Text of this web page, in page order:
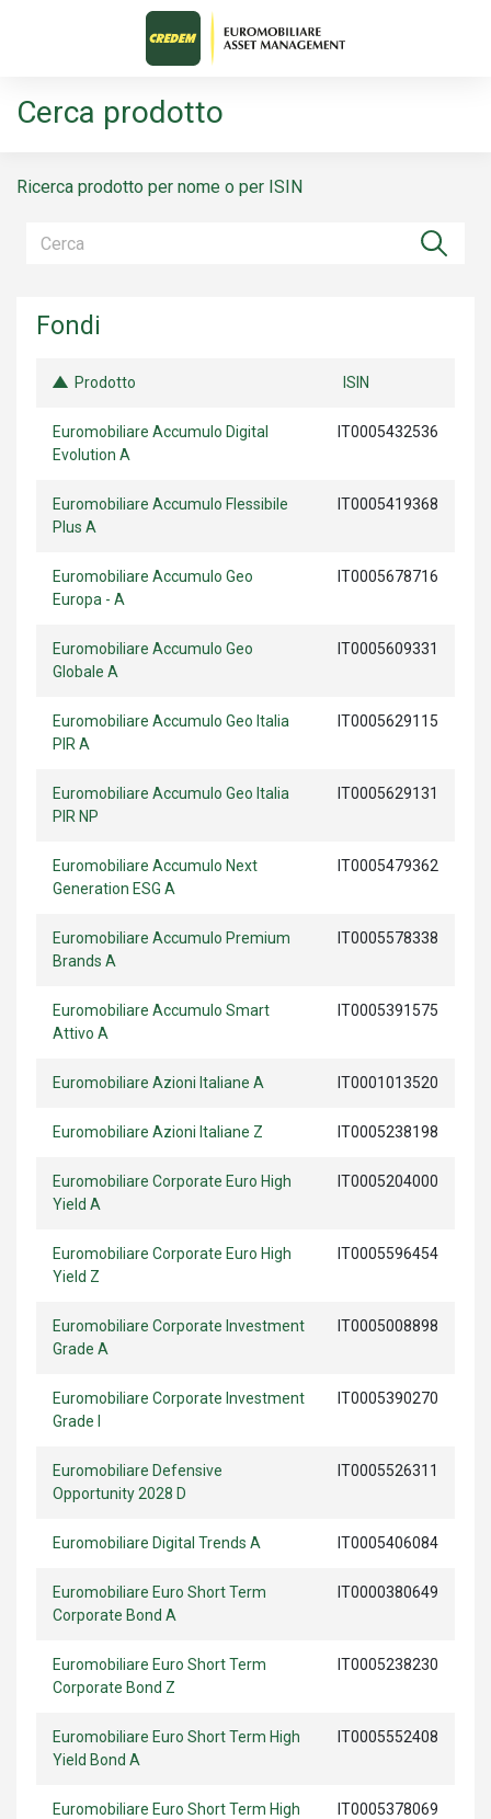
Cerca prodotto
Ricerca prodotto per nome o per ISIN
Fondi
Prodotto ISIN
Euromobiliare Accumulo Digital
Evolution A
IT0005432536
Euromobiliare Accumulo Flessibile
Plus A
IT0005419368
Euromobiliare Accumulo Geo
Europa - A
IT0005678716
Euromobiliare Accumulo Geo
Globale A
IT0005609331
Euromobiliare Accumulo Geo Italia
PIR A
IT0005629115
Euromobiliare Accumulo Geo Italia
PIR NP
IT0005629131
Euromobiliare Accumulo Next
Generation ESG A
IT0005479362
Euromobiliare Accumulo Premium
Brands A
IT0005578338
Euromobiliare Accumulo Smart
Attivo A
IT0005391575
Euromobiliare Azioni Italiane A IT0001013520
Euromobiliare Azioni Italiane Z IT0005238198
Euromobiliare Corporate Euro High
Yield A
IT0005204000
Euromobiliare Corporate Euro High
Yield Z
IT0005596454
Euromobiliare Corporate Investment
Grade A
IT0005008898
Euromobiliare Corporate Investment
Grade I
IT0005390270
Euromobiliare Defensive
Opportunity 2028 D
IT0005526311
Euromobiliare Digital Trends A IT0005406084
Euromobiliare Euro Short Term
Corporate Bond A
IT0000380649
Euromobiliare Euro Short Term
Corporate Bond Z
IT0005238230
Euromobiliare Euro Short Term High
Yield Bond A
IT0005552408
Euromobiliare Euro Short Term High
IT0005378069